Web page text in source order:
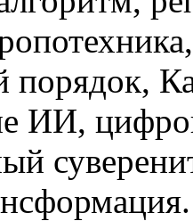
порядок,
ИИ,